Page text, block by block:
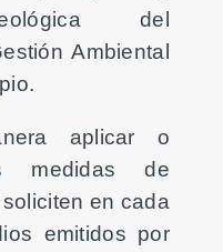
del
Ambiental
aplicar o
medidas de
en cada
emitidos por